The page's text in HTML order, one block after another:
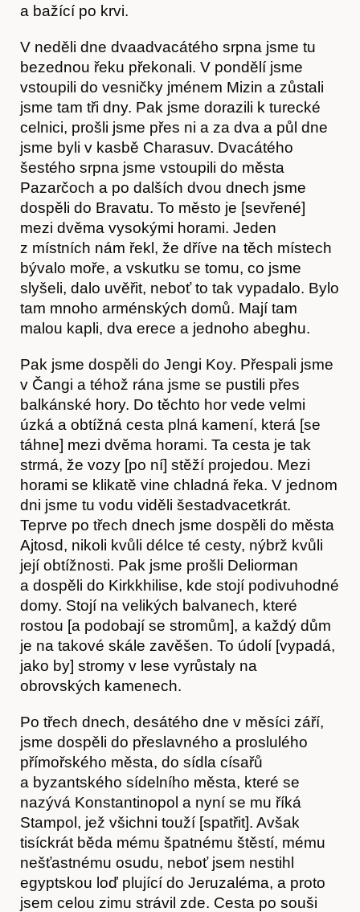
Kontakt
Předplatné
a bažící po krvi.
V neděli dne dvaadvacátého srpna jsme tu
bezednou řeku překonali. V pondělí jsme
vstoupili do vesničky jménem Mizin a zůstali
jsme tam tři dny. Pak jsme dorazili k turecké
celnici, prošli jsme přes ni a za dva a půl dne
jsme byli v kasbě Charasuv. Dvacátého
šestého srpna jsme vstoupili do města
Pazarčoch a po dalších dvou dnech jsme
dospěli do Bravatu. To město je [sevřené]
mezi dvěma vysokými horami. Jeden
z místních nám řekl, že dříve na těch místech
bývalo moře, a vskutku se tomu, co jsme
slyšeli, dalo uvěřit, neboť to tak vypadalo. Bylo
tam mnoho arménských domů. Mají tam
malou kapli, dva erece a jednoho abeghu.
Pak jsme dospěli do Jengi Koy. Přespali jsme
v Čangi a téhož rána jsme se pustili přes
balkánské hory. Do těchto hor vede velmi
úzká a obtížná cesta plná kamení, která [se
táhne] mezi dvěma horami. Ta cesta je tak
strmá, že vozy [po ní] stěží projedou. Mezi
horami se klikatě vine chladná řeka. V jednom
dni jsme tu vodu viděli šestadvacetkrát.
Teprve po třech dnech jsme dospěli do města
Ajtosd, nikoli kvůli délce té cesty, nýbrž kvůli
její obtížnosti. Pak jsme prošli Deliorman
a dospěli do Kirkkhilise, kde stojí podivuhodné
domy. Stojí na velikých balvanech, které
rostou [a podobají se stromům], a každý dům
je na takové skále zavěšen. To údolí [vypadá,
jako by] stromy v lese vyrůstaly na
obrovských kamenech.
Po třech dnech, desátého dne v měsíci září,
jsme dospěli do přeslavného a proslulého
přímořského města, do sídla císařů
a byzantského sídelního města, které se
nazývá Konstantinopol a nyní se mu říká
Stampol, jež všichni touží [spatřit]. Avšak
tisíckrát běda mému špatnému štěstí, mému
nešťastnému osudu, neboť jsem nestihl
egyptskou loď plující do Jeruzaléma, a proto
jsem celou zimu strávil zde. Cesta po souši